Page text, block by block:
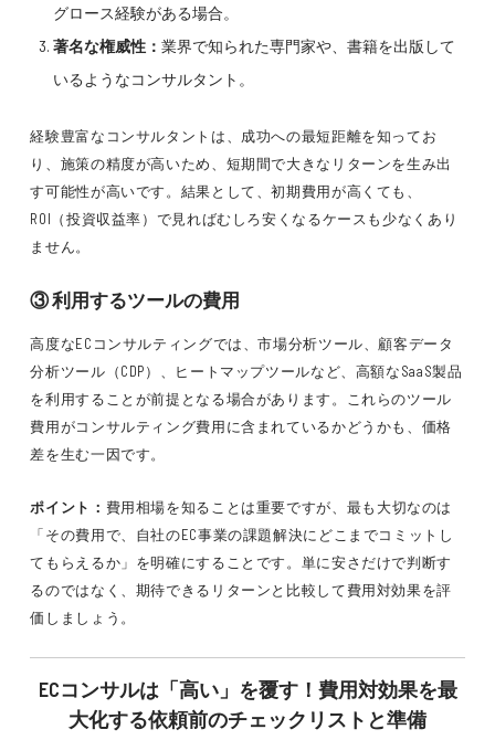
グロース経験がある場合。
著名な権威性：業界で知られた専門家や、書籍を出版して
いるようなコンサルタント。
経験豊富なコンサルタントは、成功への最短距離を知ってお
り、施策の精度が高いため、短期間で大きなリターンを生み出
す可能性が高いです。結果として、初期費用が高くても、
ROI（投資収益率）で見ればむしろ安くなるケースも少なくあり
ません。
③ 利用するツールの費用
高度なECコンサルティングでは、市場分析ツール、顧客データ
分析ツール（CDP）、ヒートマップツールなど、高額なSaaS製品
を利用することが前提となる場合があります。これらのツール
費用がコンサルティング費用に含まれているかどうかも、価格
差を生む一因です。
ポイント： 費用相場を知ることは重要ですが、最も大切なのは
「その費用で、自社のEC事業の課題解決にどこまでコミットし
てもらえるか」を明確にすることです。単に安さだけで判断す
るのではなく、期待できるリターンと比較して費用対効果を評
価しましょう。
ECコンサルは「高い」を覆す！費用対効果を最
大化する依頼前のチェックリストと準備